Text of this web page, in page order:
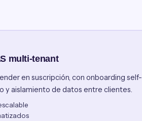
multi-tenant
en suscripción, con onboarding self-
y aislamiento de datos entre clientes.